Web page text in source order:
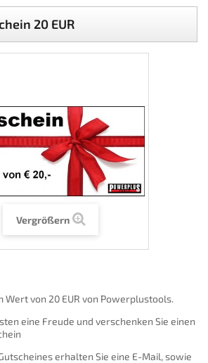
20 EUR
Vergrößern
Wert von 20 EUR von Powerplustools.
eine Freude und verschenken Sie einen
erhalten Sie eine E-Mail, sowie